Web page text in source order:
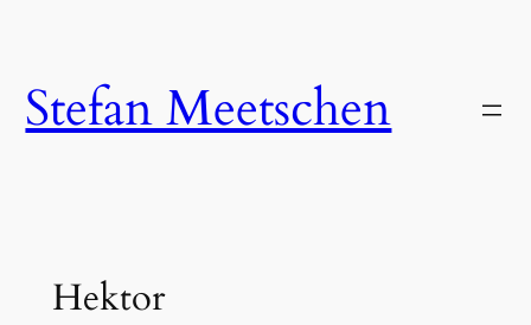
springen
Stefan Meetschen
Hektor